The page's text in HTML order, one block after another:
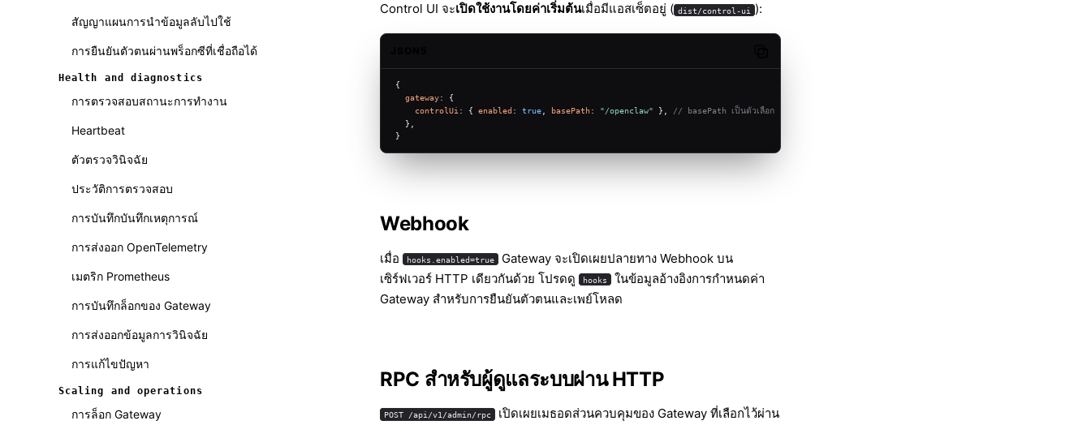
สัญญาแผนการนำข้อมูลลับไปใช้
การยืนยันตัวตนผ่านพร็อกซีที่เชื่อถือได้
Health and diagnostics
การตรวจสอบสถานะการทำงาน
Heartbeat
ตัวตรวจวินิจฉัย
ประวัติการตรวจสอบ
การบันทึกบันทึกเหตุการณ์
การส่งออก OpenTelemetry
เมตริก Prometheus
การบันทึกล็อกของ Gateway
การส่งออกข้อมูลการวินิจฉัย
การแก้ไขปัญหา
Scaling and operations
การล็อก Gateway
Control UI จะเปิดใช้งานโดยค่าเริ่มต้นเมื่อมีแอสเซ็ตอยู่ ( dist/control-ui ):
{
gateway: {
controlUi : { enabled : true basePath: "/openclaw" }, // basePath เป็นตัวเลือก
  },
}
Webhook
เมื่อ hooks.enabled=true Gateway จะเปิดเผยปลายทาง Webhook บน
เซิร์ฟเวอร์ HTTP เดียวกันด้วย โปรดดู
hooks ในข้อมูลอ้างอิงการกำหนดค่า
Gateway สำหรับการยืนยันตัวตนและเพย์โหลด
RPC สำหรับผู้ดูแลระบบผ่าน HTTP
POST /api/v1/admin/rpc เปิดเผยเมธอดส่วนควบคุมของ Gateway ที่เลือกไว้ผ่าน